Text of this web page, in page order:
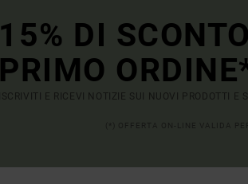
15% DI
PRIMO
ISCRIVITI E RICEVI NOTIZIE SUI NUOVI PRODOTTI E